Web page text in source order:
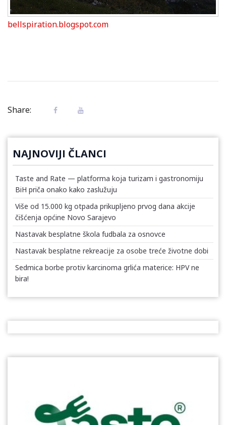
bellspiration.blogspot.com
Share:
NAJNOVIJI ČLANCI
Taste and Rate — platforma koja turizam i gastronomiju
BiH priča onako kako zaslužuju
Više od 15.000 kg otpada prikupljeno prvog dana akcije
čišćenja općine Novo Sarajevo
Nastavak besplatne škola fudbala za osnovce
Nastavak besplatne rekreacije za osobe treće životne dobi
Sedmica borbe protiv karcinoma grlića materice: HPV ne
bira!